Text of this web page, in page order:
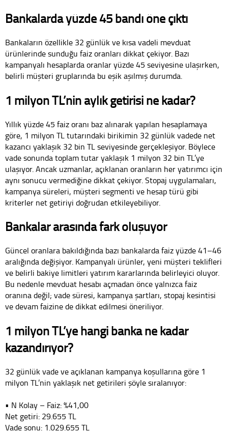
Bankalarda yüzde 45 bandı öne çıktı
Bankaların özellikle 32 günlük ve kısa vadeli mevduat
ürünlerinde sunduğu faiz oranları dikkat çekiyor. Bazı
kampanyalı hesaplarda oranlar yüzde 45 seviyesine ulaşırken,
belirli müşteri gruplarında bu eşik aşılmış durumda.
1 milyon TL’nin aylık getirisi ne kadar?
Yıllık yüzde 45 faiz oranı baz alınarak yapılan hesaplamaya
göre, 1 milyon TL tutarındaki birikimin 32 günlük vadede net
kazancı yaklaşık 32 bin TL seviyesinde gerçekleşiyor. Böylece
vade sonunda toplam tutar yaklaşık 1 milyon 32 bin TL’ye
ulaşıyor. Ancak uzmanlar, açıklanan oranların her yatırımcı için
aynı sonucu vermediğine dikkat çekiyor. Stopaj uygulamaları,
kampanya süreleri, müşteri segmenti ve hesap türü gibi
kriterler net getiriyi doğrudan etkileyebiliyor.
Bankalar arasında fark oluşuyor
Güncel oranlara bakıldığında bazı bankalarda faiz yüzde 41–46
aralığında değişiyor. Kampanyalı ürünler, yeni müşteri teklifleri
ve belirli bakiye limitleri yatırım kararlarında belirleyici oluyor.
Bu nedenle mevduat hesabı açmadan önce yalnızca faiz
oranına değil; vade süresi, kampanya şartları, stopaj kesintisi
ve devam faizine de dikkat edilmesi öneriliyor.
1 milyon TL’ye hangi banka ne kadar
kazandırıyor?
32 günlük vade ve açıklanan kampanya koşullarına göre 1
milyon TL’nin yaklaşık net getirileri şöyle sıralanıyor:
• N Kolay – Faiz: %41,00
Net getiri: 29.655 TL
Vade sonu: 1.029.655 TL